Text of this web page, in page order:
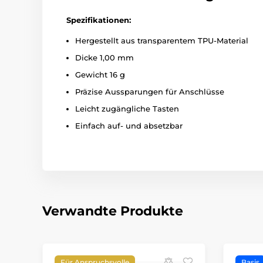
Spezifikationen:
Hergestellt aus transparentem TPU-Material
Dicke 1,00 mm
Gewicht 16 g
Präzise Aussparungen für Anschlüsse
Leicht zugängliche Tasten
Einfach auf- und absetzbar
Verwandte Produkte